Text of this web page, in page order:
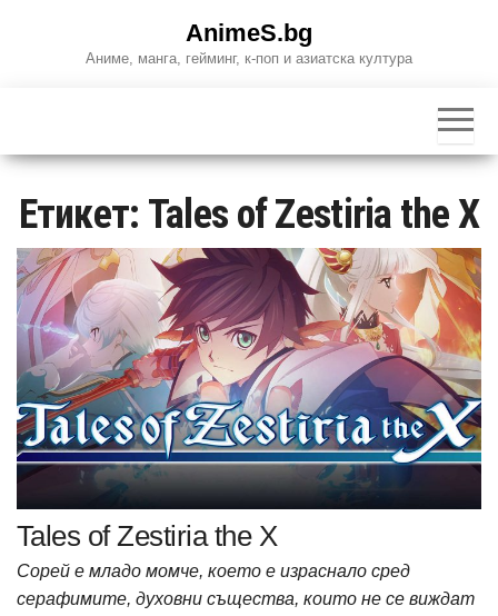
AnimeS.bg
Аниме, манга, гейминг, к-поп и азиатска култура
Етикет: Tales of Zestiria the X
Tales of Zestiria the X
Сoрей е младо момче, което е израснало сред
серафимите, духовни същества, които не се виждат